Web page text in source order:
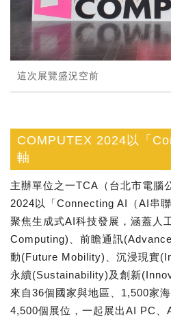
這次展覽盛況空前
COMPUTEX 2024以「
軸
主辦單位之一TCA（台北市電腦
2024以「Connecting AI（AI串
聚焦生成式AI科技發展，涵蓋人
Computing)、前瞻通訊
動(Future Mobility)、沉浸現實
永續(Sustainability)及創新
來自36個國家與地區、1,500家
4,500個展位，一起展出AI PC、